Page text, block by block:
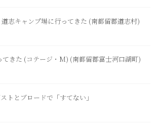
志キャンプ場に行ってきた (南都留郡道志村)
きた (コテージ・M) (南都留郡富士河口湖町)
トとブロードで「すてない」